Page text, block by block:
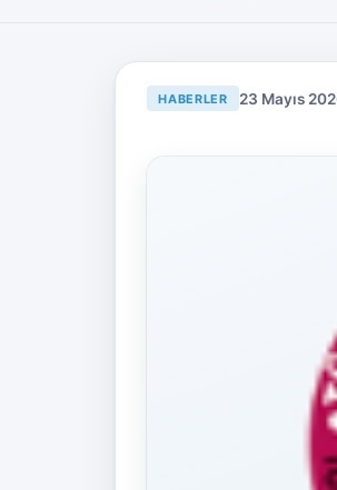
HABERLER 23 Mayıs